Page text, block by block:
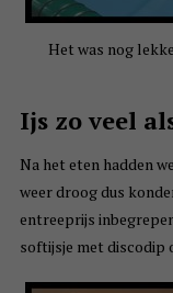
Het was nog
Ijs zo veel
Na het eten hadden
weer droog dus
entreeprijs
softijsje met discodip